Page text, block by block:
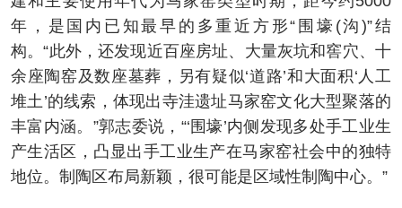
年，是国内已知最早的多重近方形“围壕(沟)”结
构。“此外，还发现近百座房址、大量灰坑和窖穴、十
余座陶窑及数座墓葬，另有疑似‘道路’和大面积‘人工
堆土’的线索，体现出寺洼遗址马家窑文化大型聚落的
丰富内涵。”郭志委说，“‘围壕’内侧发现多处手工业生
产生活区，凸显出手工业生产在马家窑社会中的独特
地位。制陶区布局新颖，很可能是区域性制陶中心。”